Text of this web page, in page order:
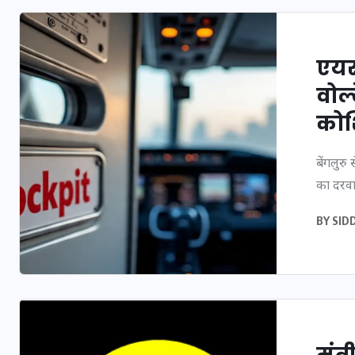
बेंगलुरु
का
BY
मन के हारे हार है!
19 सितम्बर 2024